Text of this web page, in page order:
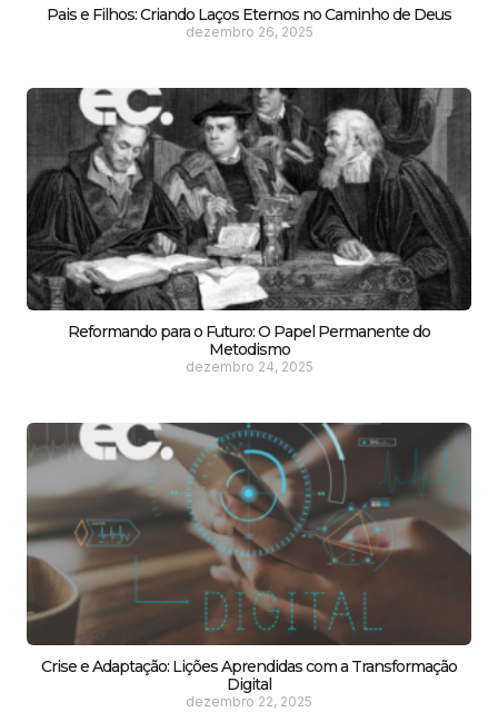
Pais e Filhos: Criando Laços Eternos no Caminho de Deus
dezembro 26, 2025
Reformando para o Futuro: O Papel Permanente do
Metodismo
dezembro 24, 2025
Crise e Adaptação: Lições Aprendidas com a Transformação
Digital
dezembro 22, 2025